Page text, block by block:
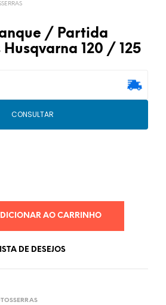
/ Partida
120 / 125
CONSULTAR
AO CARRINHO
DE DESEJOS